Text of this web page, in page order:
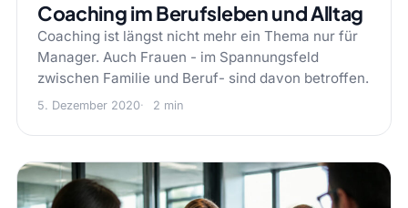
Coaching im Berufsleben und Alltag
Coaching ist längst nicht mehr ein Thema nur für
Manager. Auch Frauen - im Spannungsfeld
zwischen Familie und Beruf- sind davon betroffen.
5. Dezember 2020 2 min